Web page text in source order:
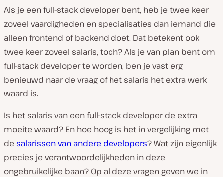
Als je een full-stack developer bent, heb je twee keer
zoveel vaardigheden en specialisaties dan iemand die
alleen frontend of backend doet. Dat betekent ook
twee keer zoveel salaris, toch? Als je van plan bent om
full-stack developer te worden, ben je vast erg
benieuwd naar de vraag of het salaris het extra werk
waard is.
Is het salaris van een full-stack developer de extra
moeite waard? En hoe hoog is het in vergelijking met
de salarissen van andere developers? Wat zijn eigenlijk
precies je verantwoordelijkheden in deze
ongebruikelijke baan? Op al deze vragen geven we in